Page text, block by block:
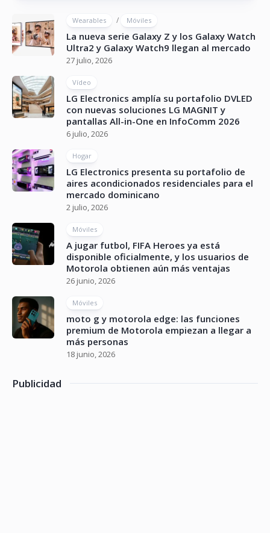
Wearables / Móviles
La nueva serie Galaxy Z y los Galaxy Watch
Ultra2 y Galaxy Watch9 llegan al mercado
27 julio, 2026
Vídeo
LG Electronics amplía su portafolio DVLED
con nuevas soluciones LG MAGNIT y
pantallas All-in-One en InfoComm 2026
6 julio, 2026
Hogar
LG Electronics presenta su portafolio de
aires acondicionados residenciales para el
mercado dominicano
2 julio, 2026
Móviles
A jugar futbol, FIFA Heroes ya está
disponible oficialmente, y los usuarios de
Motorola obtienen aún más ventajas
26 junio, 2026
Móviles
moto g y motorola edge: las funciones
premium de Motorola empiezan a llegar a
más personas
18 junio, 2026
Publicidad